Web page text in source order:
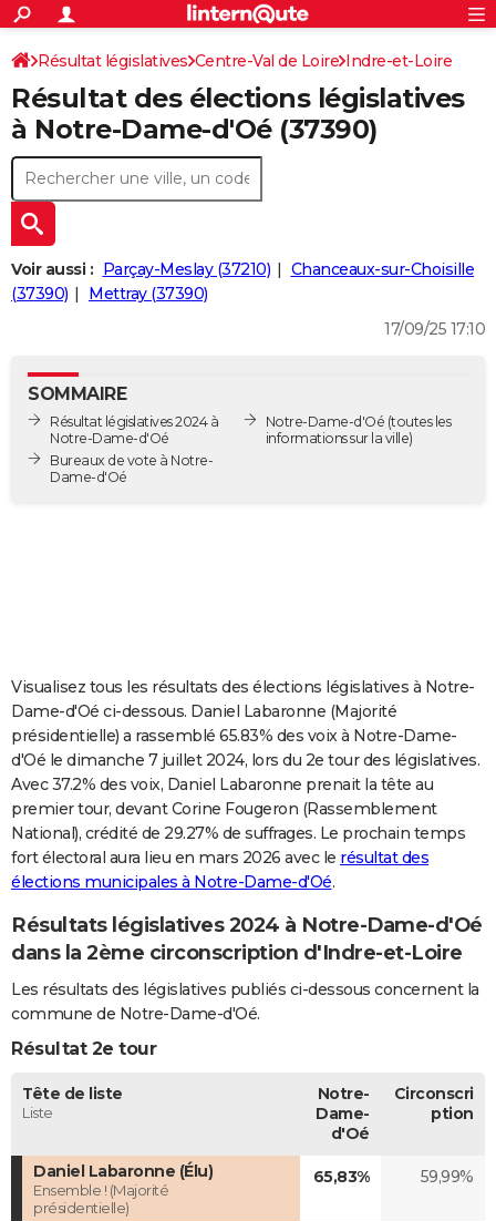
ACTUALITÉS
Politique
Société
Faits Divers
Education
Monde
Villes
+
SPORT
Coupe du monde 2026
Football
Tennis
Cyclisme
Rugby
Forum
CULTURE
Programme TV
TNT
Streaming
Cinéma
Sorties cinéma
Musique
+
FINANCE
Retraite
Impôts
Epargne
Immobilier
Risques naturels par ville
Banque
Assurance
Crédit
AUTO
Essais
Réserver un essai
Citadines
Berlines
SUV
Forum auto
+
HIGH-TECH
Mobiles
Meilleur smartphone
Internet
Ordinateurs
Jeux vidéo
Guide high-tech
+
BRICOLAGE
Guides de France
Escapades
Patrimoine
Expositions
Musées
Week-end nature
LIFESTYLE
Art de vivre
Bien-être
Loisirs
ModeModes de vie
SANTE
Alimentation
Guide de la santé
Maladies
Médicaments
Sommeil
VOYAGE
Carte de Noël
Carte Bonne année
Carte Saint-Valentin
Carte Pâques
Carte d'anniversaire
DICTIONNAIRE
Dictionnaire
Biographies
Citations
Expressions
Proverbes
PROGRAMME TV
COPAINS D'AVANT
S'inscrire
Se connecter
Lycées
Collèges
Primaires
Universités
Entreprises
Service militaire
Avis de recherche
AVIS DE DÉCÈS
FORUM
Bricolage
Lifestyle
Culture
Sport
Auto
Television
Voyage
Cinema
Rechercher
S'inscrire
Connexion
Résultat législatives Centre-Val de Loire Indre-et-Loire
2ème circonscription
Résultat des élections législatives
à Notre-Dame-d'Oé (37390)
Voir aussi : Parçay-Meslay (37210)
Chanceaux-sur-Choisille
(37390)
Mettray (37390)
17/09/25 17:10
SOMMAIRE
Résultat législatives 2024 à
Notre-Dame-d'Oé
Bureaux de vote à Notre-
Dame-d'Oé
Notre-Dame-d'Oé (toutes les
informations sur la ville)
Visualisez tous les résultats des élections législatives à Notre-
Dame-d'Oé ci-dessous. Daniel Labaronne (Majorité
présidentielle) a rassemblé 65.83% des voix à Notre-Dame-
d'Oé le dimanche 7 juillet 2024, lors du 2e tour des législatives.
Avec 37.2% des voix, Daniel Labaronne prenait la tête au
premier tour, devant Corine Fougeron (Rassemblement
National), crédité de 29.27% de suffrages. Le prochain temps
fort électoral aura lieu en mars 2026 avec le résultat des
élections municipales à Notre-Dame-d'Oé.
Résultats législatives 2024 à Notre-Dame-d'Oé
dans la 2ème circonscription d'Indre-et-Loire
Les résultats des législatives publiés ci-dessous concernent la
commune de Notre-Dame-d'Oé.
Résultat 2e tour
Tête de liste
Liste
Notre-
Dame-
d'Oé
Circonscri
ption
Daniel Labaronne (Élu)
Ensemble ! (Majorité
présidentielle)
65,83% 59,99%